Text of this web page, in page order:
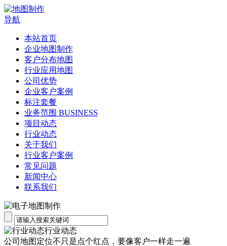
导航
本站首页
企业地图制作
客户分布地图
行业应用地图
公司优势
企业客户案例
标注套餐
业务范围 BUSINESS
项目动态
行业动态
关于我们
行业客户案例
常见问题
新闻中心
联系我们
行业动态
公司地图定位不只是点个红点，要像客户一样走一遍